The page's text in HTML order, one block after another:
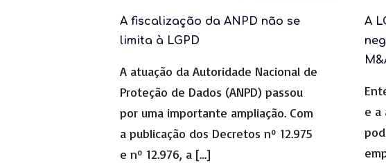
A fiscalização da ANPD não se
limita à LGPD
A atuação da Autoridade Nacional de
Proteção de Dados (ANPD) passou
por uma importante ampliação. Com
a publicação dos Decretos nº 12.975
e nº 12.976, a […]
A
e a